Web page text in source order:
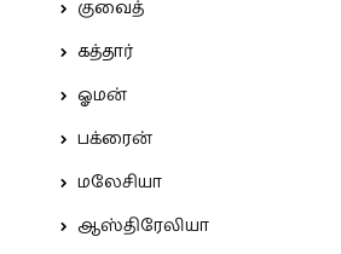
குவைத்
கத்தார்
ஓமன்
பக்ரைன்
மலேசியா
ஆஸ்திரேலியா